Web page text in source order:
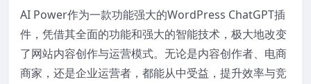
AI Power作为一款功能强大的WordPress ChatGPT插
件，凭借其全面的功能和强大的智能技术，极大地改变
了网站内容创作与运营模式。无论是内容创作者、电商
商家，还是企业运营者，都能从中受益，提升效率与竞